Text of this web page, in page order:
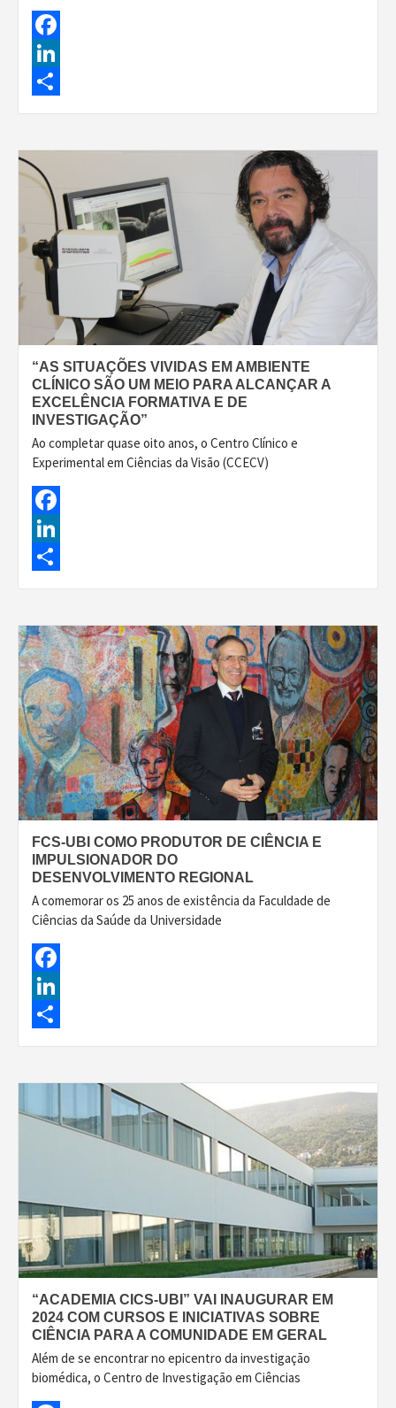
Facebook
LinkedIn
Share
“AS SITUAÇÕES VIVIDAS EM AMBIENTE
CLÍNICO SÃO UM MEIO PARA ALCANÇAR A
EXCELÊNCIA FORMATIVA E DE
INVESTIGAÇÃO”
Ao completar quase oito anos, o Centro Clínico e
Experimental em Ciências da Visão (CCECV)
Facebook
LinkedIn
Share
FCS-UBI COMO PRODUTOR DE CIÊNCIA E
IMPULSIONADOR DO
DESENVOLVIMENTO REGIONAL
A comemorar os 25 anos de existência da Faculdade de
Ciências da Saúde da Universidade
Facebook
LinkedIn
Share
“ACADEMIA CICS-UBI” VAI INAUGURAR EM
2024 COM CURSOS E INICIATIVAS SOBRE
CIÊNCIA PARA A COMUNIDADE EM GERAL
Além de se encontrar no epicentro da investigação
biomédica, o Centro de Investigação em Ciências